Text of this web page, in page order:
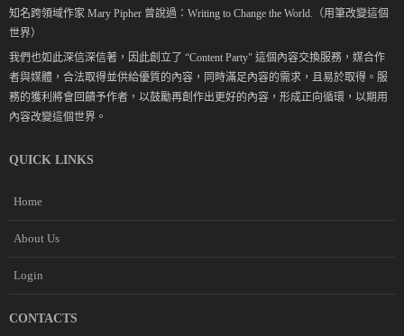
知名跨領域作家 Mary Pipher 曾說過：Writing to Change the World.（用筆改變這個
世界）
我們也如此深信深信著，因此創立了 “Content Party" 這個內容交換服務，媒合作
者與媒體，合法取得並供給優質的內容，同時滿足內容的需求，且易於取得。服
務的獲利將會回饋予作者，以鼓勵再創作出更好的內容，形成正向循環，以期用
內容改變這個世界。
QUICK LINKS
Home
About Us
Login
CONTACTS